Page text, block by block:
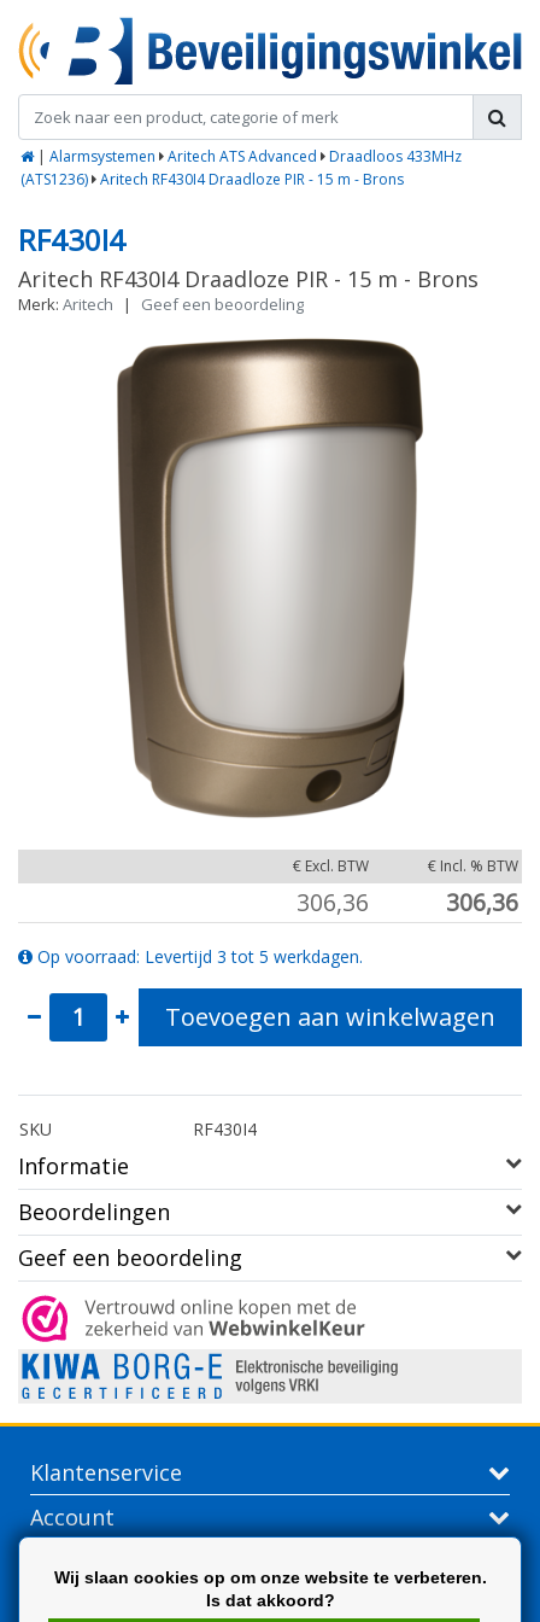
| Alarmsystemen Aritech ATS Advanced
Draadloos 433MHz
(ATS1236) Aritech RF430I4 Draadloze PIR - 15 m - Brons
RF430I4
Aritech RF430I4 Draadloze PIR - 15 m - Brons
Merk: Aritech | Geef een beoordeling
€ Excl. BTW € Incl. % BTW
306,36 306,36
Op voorraad: Levertijd 3 tot 5 werkdagen.
Toevoegen aan winkelwagen
SKU RF430I4
Informatie
Beoordelingen
Geef een beoordeling
Klantenservice
Account
Wij slaan cookies op om onze website te verbeteren.
Is dat akkoord?